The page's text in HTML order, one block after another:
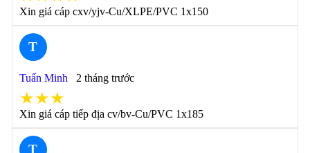
Xin giá cáp cxv/yjv-Cu/XLPE/PVC 1x150
T
Tuấn Minh 2 tháng trước
★★★
Xin giá cáp tiếp địa cv/bv-Cu/PVC 1x185
T